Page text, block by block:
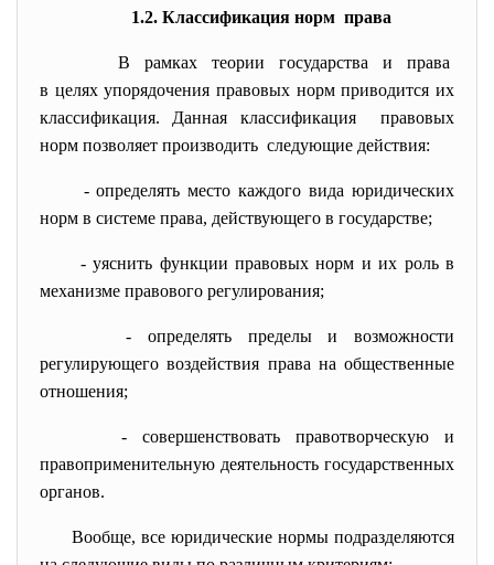
1.2. Классификация норм права
В рамках теории государства и права
в целях упорядочения правовых норм приводится их
классификация. Данная классификация правовых
норм позволяет производить следующие действия:
- определять место каждого вида юридических
норм в системе права, действующего в государстве;
- уяснить функции правовых норм и их роль в
механизме правового регулирования;
- определять пределы и возможности
регулирующего воздействия права на общественные
отношения;
- совершенствовать правотворческую и
правоприменительную деятельность государственных
органов.
Вообще, все юридические нормыподразделяются